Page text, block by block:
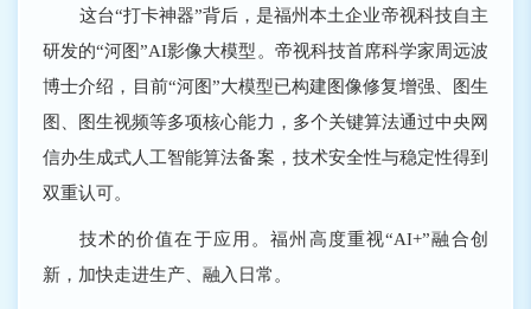
这台“打卡神器”背后，是福州本土企业帝视科技自主
研发的“河图”AI影像大模型。帝视科技首席科学家周远波
博士介绍，目前“河图”大模型已构建图像修复增强、图生
图、图生视频等多项核心能力，多个关键算法通过中央网
信办生成式人工智能算法备案，技术安全性与稳定性得到
双重认可。
技术的价值在于应用。福州高度重视“AI+”融合创
新，加快走进生产、融入日常。